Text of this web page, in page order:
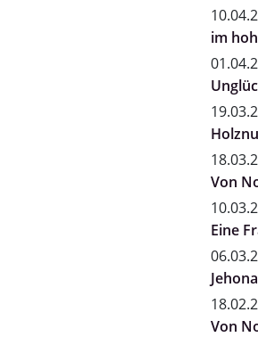
im
Von
Eine
Von